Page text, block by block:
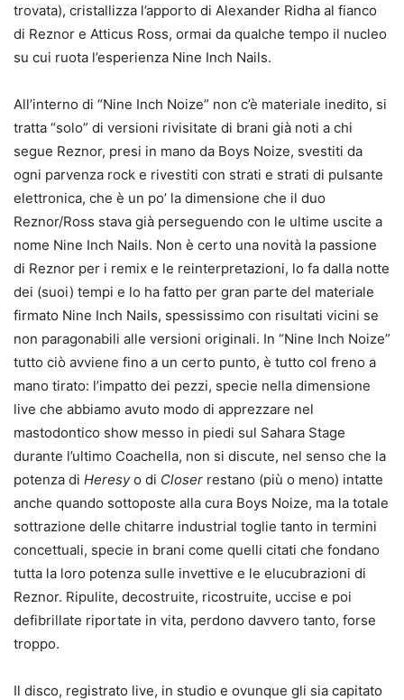
trovata), cristallizza l’apporto di Alexander Ridha al fianco
di Reznor e Atticus Ross, ormai da qualche tempo il nucleo
su cui ruota l’esperienza Nine Inch Nails.
All’interno di “Nine Inch Noize” non c’è materiale inedito, si
tratta “solo” di versioni rivisitate di brani già noti a chi
segue Reznor, presi in mano da Boys Noize, svestiti da
ogni parvenza rock e rivestiti con strati e strati di pulsante
elettronica, che è un po’ la dimensione che il duo
Reznor/Ross stava già perseguendo con le ultime uscite a
nome Nine Inch Nails. Non è certo una novità la passione
di Reznor per i remix e le reinterpretazioni, lo fa dalla notte
dei (suoi) tempi e lo ha fatto per gran parte del materiale
firmato Nine Inch Nails, spessissimo con risultati vicini se
non paragonabili alle versioni originali. In “Nine Inch Noize”
tutto ciò avviene fino a un certo punto, è tutto col freno a
mano tirato: l’impatto dei pezzi, specie nella dimensione
live che abbiamo avuto modo di apprezzare nel
mastodontico show messo in piedi sul Sahara Stage
durante l’ultimo Coachella, non si discute, nel senso che la
potenza di Heresyo di Closer restano (più o meno) intatte
anche quando sottoposte alla cura Boys Noize, ma la totale
sottrazione delle chitarre industrial toglie tanto in termini
concettuali, specie in brani come quelli citati che fondano
tutta la loro potenza sulle invettive e le elucubrazioni di
Reznor. Ripulite, decostruite, ricostruite, uccise e poi
defibrillate riportate in vita, perdono davvero tanto, forse
troppo.
Il disco, registrato live, in studio e ovunque gli sia capitato